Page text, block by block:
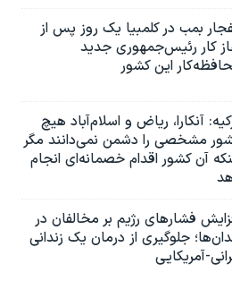
بمب‌‌ در کلمبیا یک روز پس از
کار رئیس‌جمهوری جدید
این کشور
آنکارا، ریاض و اسلام‌آباد هیچ
مشخصی را دشمن نمی‌دانند مگر
آن کشور اقدام خصمانه‌ای انجام
فشارهای رژیم بر مخالفان در
جلوگیری از درمان یک زندانی
آمریکایی